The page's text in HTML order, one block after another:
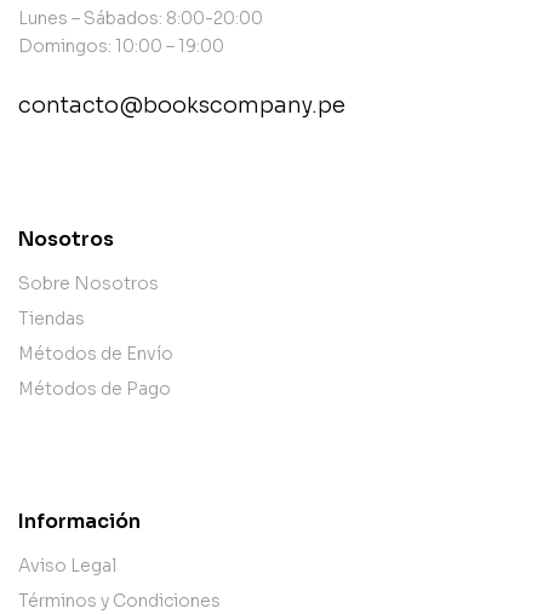
Lunes – Sábados: 8:00-20:00
Domingos: 10:00 – 19:00
contacto@bookscompany.pe
Nosotros
Sobre Nosotros
Tiendas
Métodos de Envío
Métodos de Pago
Información
Aviso Legal
Términos y Condiciones